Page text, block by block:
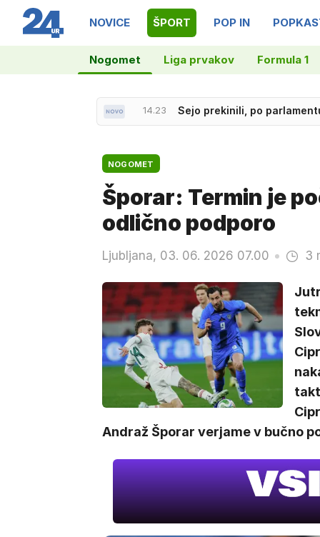
NOVICE ŠPORT POP IN
Nogomet Liga prvakov Formula 1
14.23 Sejo prekinili, po
14.06 Umrl oče Lionela Messija
NOGOMET
Šporar: Termin je
odlično podporo
Ljubljana, 03. 06. 2026 07.00 3
Andraž Šporar verjame v bučno